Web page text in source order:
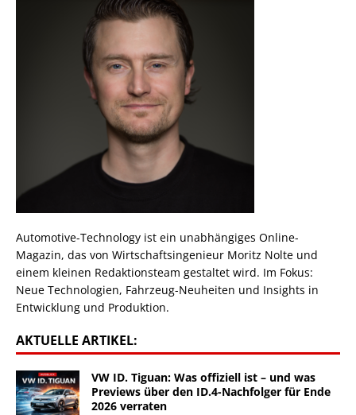
Automotive-Technology ist ein unabhängiges Online-
Magazin, das von Wirtschaftsingenieur Moritz Nolte und
einem kleinen Redaktionsteam gestaltet wird. Im Fokus:
Neue Technologien, Fahrzeug-Neuheiten und Insights in
Entwicklung und Produktion.
AKTUELLE ARTIKEL:
VW ID. Tiguan: Was offiziell ist – und was
Previews über den ID.4-Nachfolger für Ende
2026 verraten